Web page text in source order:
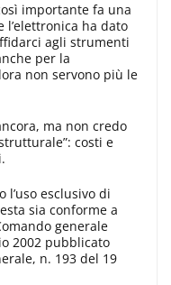
importante fa una
l’elettronica ha dato
agli strumenti
per la
non servono più le
ma non credo
costi e
esclusivo di
sia conforme a
generale
2002 pubblicato
n. 193 del 19